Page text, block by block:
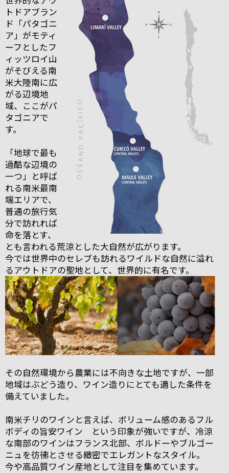
トドアブラン
ド「パタゴニ
ア」がモティ
ーフとしたフ
ィッツロイ山
がそびえる南
米大陸南に広
がる辺境地
域、ここがパ
タゴニアで
す。
「地球で最も
過酷な辺境の
一つ」と呼ば
れる南米最南
端エリアで、
普通の旅行気
分で訪れれば
命を落とす、
とも言われる荒涼とした大自然が広がります。
今では世界中のセレブも訪れるワイルドな自然に溢れ
るアウトドアの聖地として、世界的に有名です。
その自然環境から農業には不向きな土地ですが、一部
地域はぶどう造り、ワイン造りにとても適した条件を
備えていました。
南米チリのワインと言えば、ボリューム感のあるフル
ボディの旨安ワイン という印象が強いですが、冷涼
な南部のワインはフランス北部、ボルドーやブルゴー
ニュを彷彿とさせる緻密でエレガントなスタイル。
今や高品質ワイン産地として注目を集めています。